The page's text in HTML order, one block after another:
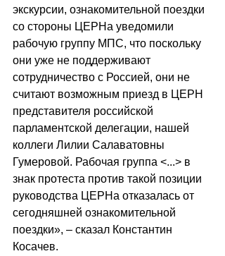
экскурсии, ознакомительной поездки
со стороны ЦЕРНа уведомили
рабочую группу МПС, что поскольку
они уже не поддерживают
сотрудничество с Россией, они не
считают возможным приезд в ЦЕРН
представителя российской
парламентской делегации, нашей
коллеги Лилии Салаватовны
Гумеровой. Рабочая группа <...> в
знак протеста против такой позиции
руководства ЦЕРНа отказалась от
сегодняшней ознакомительной
поездки», – сказал Константин
Косачев.